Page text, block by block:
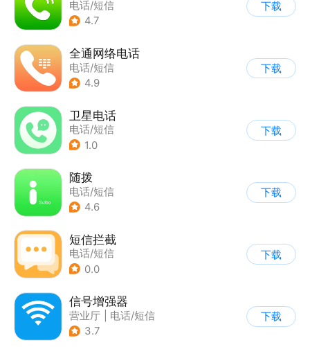
电话/短信
4.7
下载
全通网络电话
电话/短信
4.9
下载
卫星电话
电话/短信
1.0
下载
随拨
电话/短信
4.6
下载
短信拦截
电话/短信
0.0
下载
信号增强器
营业厅
电话/短信
3.7
下载